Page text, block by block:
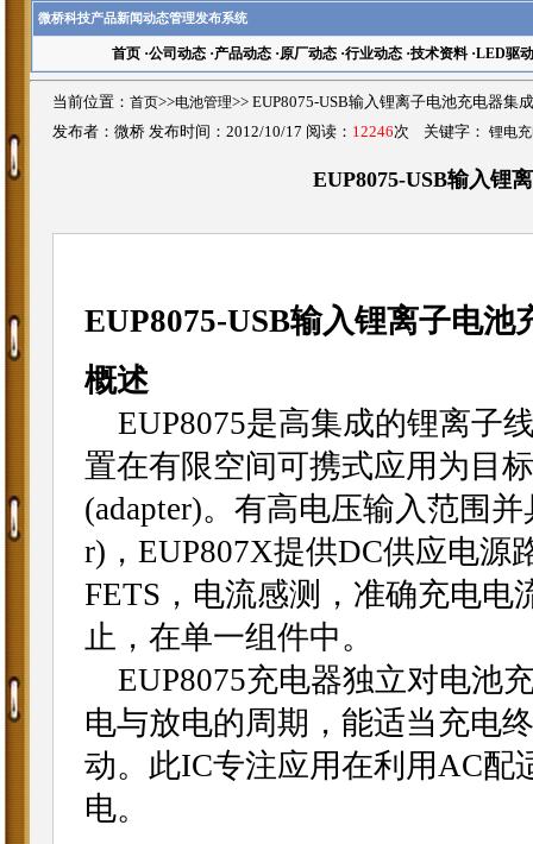
微桥科技产品新闻动态管理发布系统
首页·公司动态·产品动态·原厂动态·行业动态·技术资料·LED驱动
当前位置： 首页>>电池管理>> EUP8075-USB输入锂离子电池充电器
发布者：微桥 发布时间：2012/10/17 阅读： 12246次 关键字： 锂电
EUP8075-USB输入锂
EUP8075-USB输入锂离子电
概述
EUP8075是高集成的锂离子
置在有限空间可携式应用为目
(adapter)。有高电压输入范围
r)，EUP807X提供DC供应电源
FETS，电流感测，准确充电
止，在单一组件中。
EUP8075充电器独立对电池
电与放电的周期，能适当充电
动。此IC专注应用在利用AC配
电。